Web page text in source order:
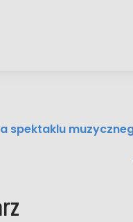
spektaklu